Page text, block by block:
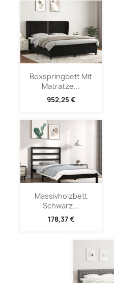
Boxspringbett Mit
Matratze...
952,25 €
Massivholzbett
Schwarz...
178,37 €